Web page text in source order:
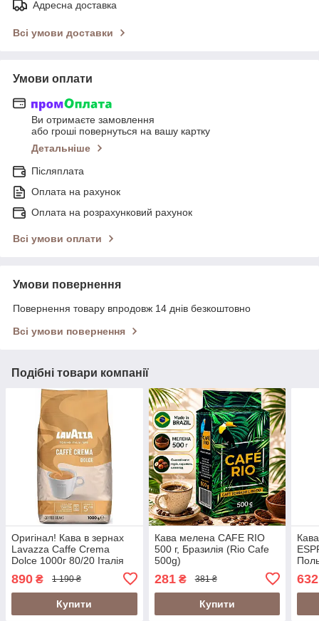
Адресна доставка
Всі умови доставки
Умови оплати
Ви отримаєте замовлення
або гроші повернуться на вашу картку
Детальніше
Післяплата
Оплата на рахунок
Оплата на розрахунковий рахунок
Всі умови оплати
Умови повернення
Повернення товару впродовж 14 днів безкоштовно
Всі умови повернення
Подібні товари компанії
Оригінал! Кава в зернах
Lavazza Caffe Crema
Dolce 1000г 80/20 Італія
890 ₴ 1 190 ₴
Купити
Кава мелена CAFE RIO
500 г, Бразилія (Rio Cafe
500g)
281₴ 381 ₴
Купити
632